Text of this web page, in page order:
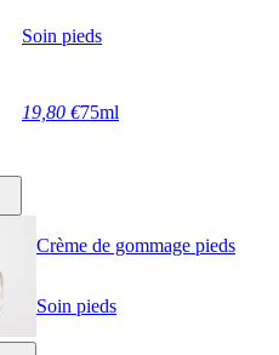
Soin pieds
19,80 €75ml
Crème de gommage pieds
Soin pieds